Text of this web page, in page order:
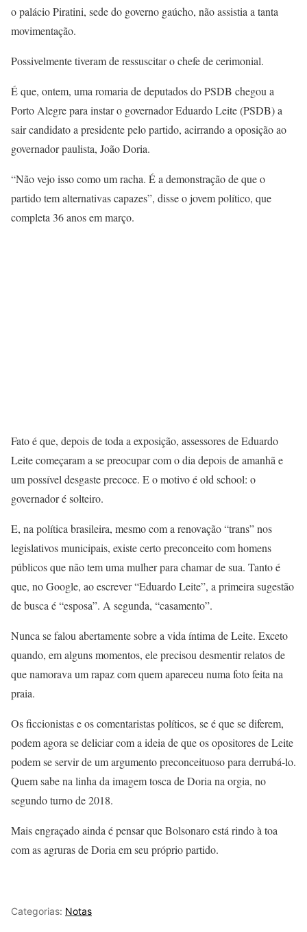
o palácio Piratini, sede do governo gaúcho, não assistia a tanta
movimentação.
Possivelmente tiveram de ressuscitar o chefe de cerimonial.
É que, ontem, uma romaria de deputados do PSDB chegou a
Porto Alegre para instar o governador Eduardo Leite (PSDB) a
sair candidato a presidente pelo partido, acirrando a oposição ao
governador paulista, João Doria.
“Não vejo isso como um racha. É a demonstração de que o
partido tem alternativas capazes”, disse o jovem político, que
completa 36 anos em março.
Fato é que, depois de toda a exposição, assessores de Eduardo
Leite começaram a se preocupar com o dia depois de amanhã e
um possível desgaste precoce. E o motivo é old school: o
governador é solteiro.
E, na política brasileira, mesmo com a renovação “trans” nos
legislativos municipais, existe certo preconceito com homens
públicos que não tem uma mulher para chamar de sua. Tanto é
que, no Google, ao escrever “Eduardo Leite”, a primeira sugestão
de busca é “esposa”. A segunda, “casamento”.
Nunca se falou abertamente sobre a vida íntima de Leite. Exceto
quando, em alguns momentos, ele precisou desmentir relatos de
que namorava um rapaz com quem apareceu numa foto feita na
praia.
Os ficcionistas e os comentaristas políticos, se é que se diferem,
podem agora se deliciar com a ideia de que os opositores de Leite
podem se servir de um argumento preconceituoso para derrubá-lo.
Quem sabe na linha da imagem tosca de Doria na orgia, no
segundo turno de 2018.
Mais engraçado ainda é pensar que Bolsonaro está rindo à toa
com as agruras de Doria em seu próprio partido.
Categorias: Notas